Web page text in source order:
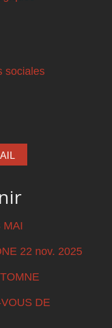
sociales
MAI
22 nov. 2025
DE